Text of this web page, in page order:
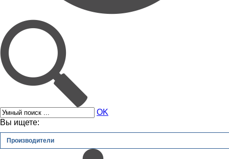
OK
Вы ищете:
Производители